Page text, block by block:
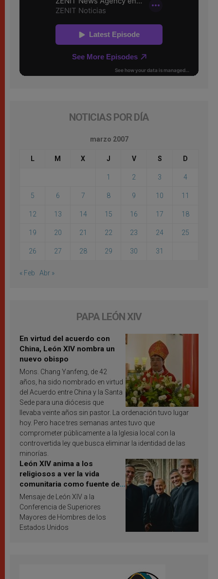
NOTICIAS POR DÍA
marzo 2007
L M X J V S D
1 2 3 4
5 6 7 8 9 10 11
12 13 14 15 16 17 18
19 20 21 22 23 24 25
26 27 28 29 30 31
« Feb Abr »
PAPA LEÓN XIV
En virtud del acuerdo con
China, León XIV nombra un
nuevo obispo
Mons. Chang Yanfeng, de 42
años, ha sido nombrado en virtud
del Acuerdo entre China y la Santa
Sede para una diócesis que
llevaba veinte años sin pastor. La ordenación tuvo lugar
hoy. Pero hace tres semanas antes tuvo que
comprometer públicamente a la Iglesia local con la
controvertida ley que busca eliminar la identidad de las
minorías.
León XIV anima a los
religiosos a ver la vida
comunitaria como fuente de
inspiración y santificación
Mensaje de León XIV a la
Conferencia de Superiores
Mayores de Hombres de los
Estados Unidos